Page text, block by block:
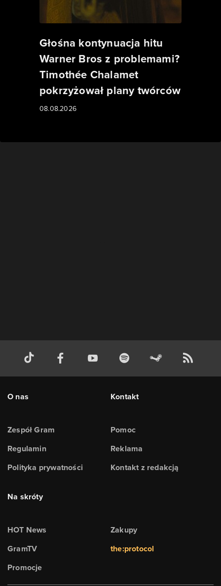
Głośna kontynuacja hitu
Warner Bros z problemami?
Timothée Chalamet
pokrzyżował plany twórców
08.08.2026
O nas
Zespół Gram
Regulamin
Polityka prywatności
Kontakt
Pomoc
Reklama
Kontakt z redakcją
Na skróty
HOT News
GramTV
Promocje
Zakupy
the:protocol